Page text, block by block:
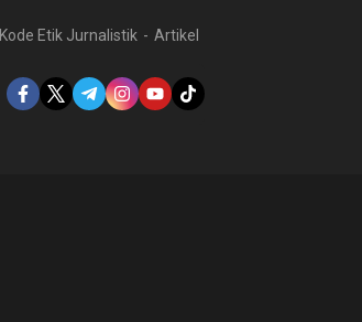
Kode Etik Jurnalistik Artikel